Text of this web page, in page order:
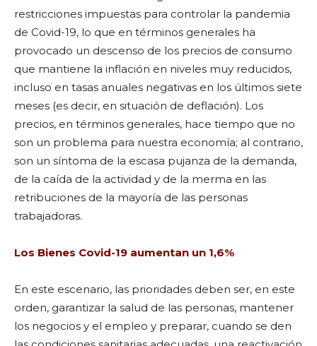
restricciones impuestas para controlar la pandemia
de Covid-19, lo que en términos generales ha
provocado un descenso de los precios de consumo
que mantiene la inflación en niveles muy reducidos,
incluso en tasas anuales negativas en los últimos siete
meses (es decir, en situación de deflación). Los
precios, en términos generales, hace tiempo que no
son un problema para nuestra economía; al contrario,
son un síntoma de la escasa pujanza de la demanda,
de la caída de la actividad y de la merma en las
retribuciones de la mayoría de las personas
trabajadoras.
Los Bienes Covid-19 aumentan un 1,6%
En este escenario, las prioridades deben ser, en este
orden, garantizar la salud de las personas, mantener
los negocios y el empleo y preparar, cuando se den